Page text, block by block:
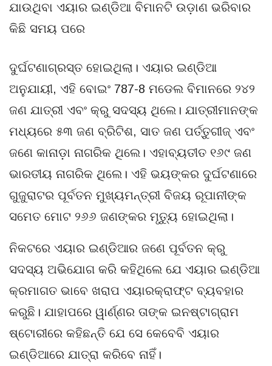
ଯାଉଥିବା ଏୟାର ଇଣ୍ଡିଆ ବିମାନଟି ଉଡ଼ାଣ ଭରିବାର
କିଛି ସମୟ ପରେ
ଦୁର୍ଘଟଣାଗ୍ରସ୍ତ ହୋଇଥିଲା। ଏୟାର ଇଣ୍ଡିଆ
ଅନୁଯାୟୀ, ଏହି ବୋଇଂ 787-8 ମଡେଲ ବିମାନରେ ୨୪୨
ଜଣ ଯାତ୍ରୀ ଏବଂ କ୍ରୁ ସଦସ୍ୟ ଥିଲେ। ଯାତ୍ରୀମାନଙ୍କ
ମଧ୍ୟରେ ୫୩ ଜଣ ବ୍ରିଟିଶ, ସାତ ଜଣ ପର୍ତ୍ତୁଗୀଜ୍ ଏବଂ
ଜଣେ କାନାଡ଼ା ନାଗରିକ ଥିଲେ। ଏହାବ୍ୟତୀତ ୧୬୯ ଜଣ
ଭାରତୀୟ ନାଗରିକ ଥିଲେ। ଏହି ଭୟଙ୍କର ଦୁର୍ଘଟଣାରେ
ଗୁଜୁରାଟର ପୂର୍ବତନ ମୁଖ୍ୟମନ୍ତ୍ରୀ ବିଜୟ ରୂପାନୀଙ୍କ
ସମେତ ମୋଟ ୨୬୬ ଜଣଙ୍କର ମୃତ୍ୟୁ ହୋଇଥିଲା।
ନିକଟରେ ଏୟାର ଇଣ୍ଡିଆର ଜଣେ ପୂର୍ବତନ କ୍ରୁ
ସଦସ୍ୟ ଅଭିଯୋଗ କରି କହିଥିଲେ ଯେ ଏୟାର ଇଣ୍ଡିଆ
କ୍ରମାଗତ ଭାବେ ଖରାପ ଏୟାରକ୍ରାଫ୍ଟ ବ୍ୟବହାର
କରୁଛି। ଯାହାପରେ ୱାର୍ଣ୍ଣର ତାଙ୍କ ଇନଷ୍ଟାଗ୍ରାମ
ଷ୍ଟୋରୀରେ କହିଛନ୍ତି ଯେ ସେ କେବେବି ଏୟାର
ଇଣ୍ଡିଆରେ ଯାତ୍ରା କରିବେ ନାହିଁ।